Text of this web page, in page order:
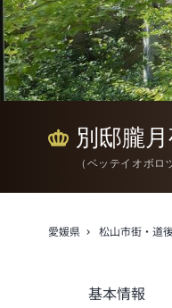
別邸朧
（ ベッテイオボロ
愛媛県 松山市街・道
基本情報